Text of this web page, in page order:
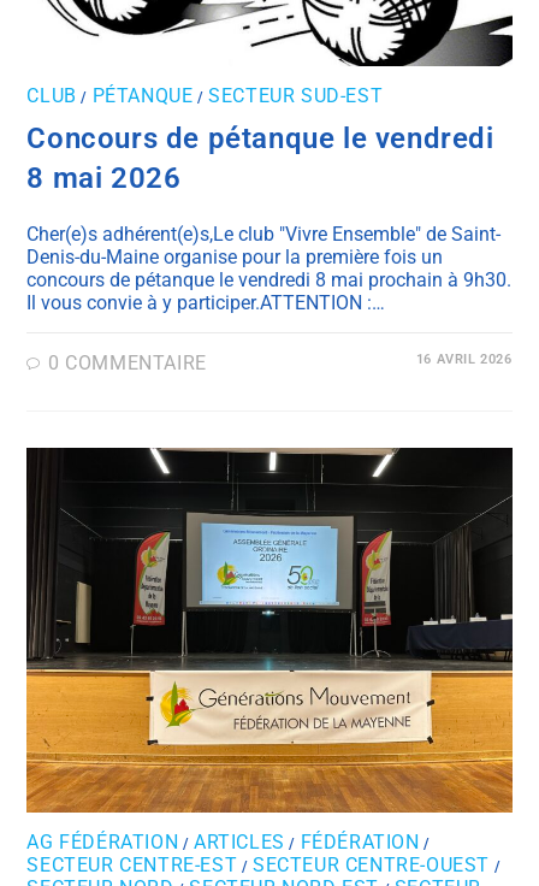
CLUB / PÉTANQUE /SECTEUR SUD-EST
Concours de pétanque le vendredi
8 mai 2026
Cher(e)s adhérent(e)s,Le club "Vivre Ensemble" de Saint-
Denis-du-Maine organise pour la première fois un
concours de pétanque le vendredi 8 mai prochain à 9h30.
Il vous convie à y participer.ATTENTION :…
0 COMMENTAIRE 16 AVRIL 2026
AG FÉDÉRATION /ARTICLES / FÉDÉRATION /
SECTEUR CENTRE-EST /SECTEUR CENTRE-OUEST /